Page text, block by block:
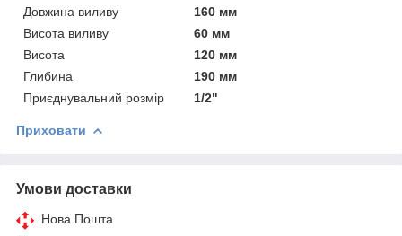
Довжина виливу
160 мм
Висота виливу
60 мм
Висота
120 мм
Глибина
190 мм
Приєднувальний розмір
1/2"
Приховати
Умови доставки
Нова Пошта